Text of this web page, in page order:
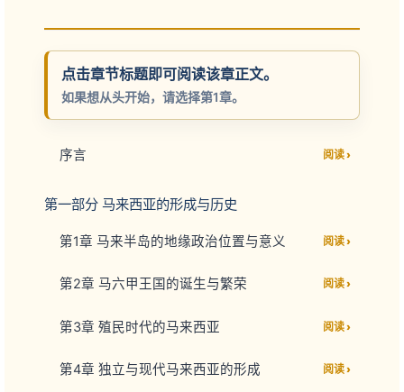
点击章节标题即可阅读该章正文。
如果想从头开始，请选择第1章。
序言 阅读 ›
第一部分 马来西亚的形成与历史
第1章 马来半岛的地缘政治位置与意义 阅读 ›
第2章 马六甲王国的诞生与繁荣 阅读 ›
第3章 殖民时代的马来西亚 阅读 ›
第4章 独立与现代马来西亚的形成 阅读 ›